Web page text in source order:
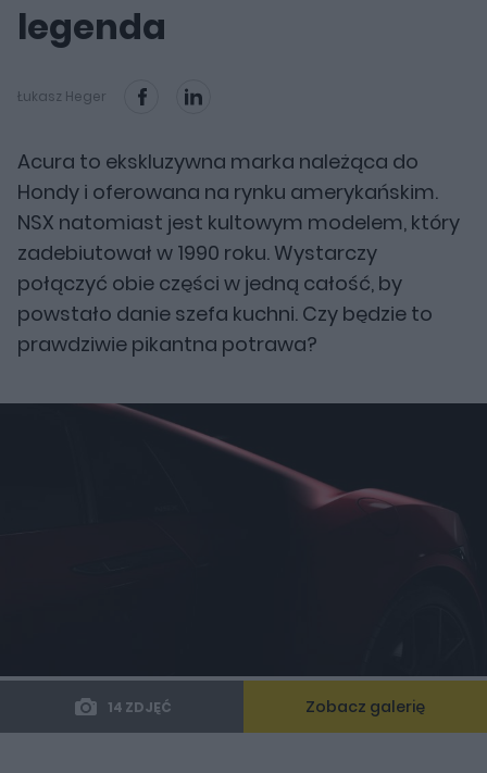
legenda
Łukasz Heger
Acura to ekskluzywna marka należąca do
Hondy i oferowana na rynku amerykańskim.
NSX natomiast jest kultowym modelem, który
zadebiutował w 1990 roku. Wystarczy
połączyć obie części w jedną całość, by
powstało danie szefa kuchni. Czy będzie to
prawdziwie pikantna potrawa?
14 ZDJĘĆ Zobacz galerię